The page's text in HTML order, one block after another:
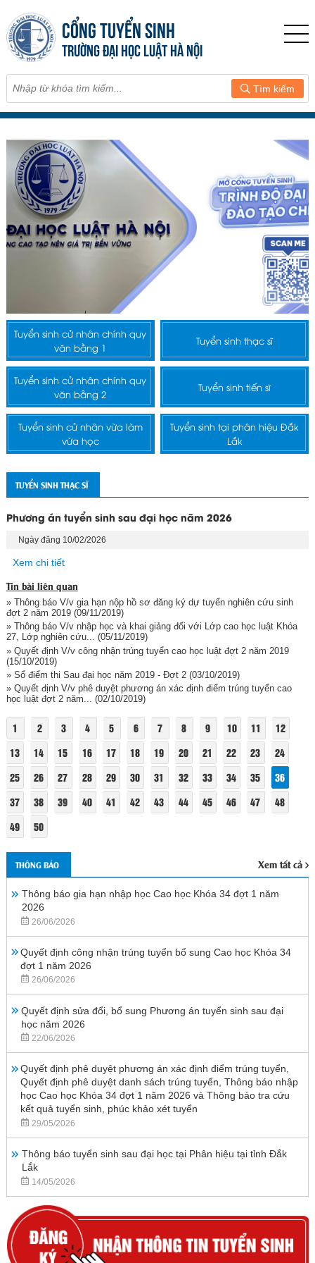
CỔNG TUYỂN SINH
TRƯỜNG ĐẠI HỌC LUẬT HÀ NỘI
Tìm kiếm
Tuyển sinh cử nhân chính quy
văn bằng 1
Tuyển sinh thạc sĩ
Tuyển sinh cử nhân chính quy
văn bằng 2
Tuyển sinh tiến sĩ
Tuyển sinh cử nhân vừa làm
vừa học
Tuyển sinh tại phân hiệu Đắk
Lắk
TUYỂN SINH THẠC SĨ
Phương án tuyển sinh sau đại học năm 2026
Ngày đăng 10/02/2026
Xem chi tiết
Tin bài liên quan
» Thông báo V/v gia hạn nộp hồ sơ đăng ký dự tuyển nghiên cứu sinh
đợt 2 năm 2019(09/11/2019)
» Thông báo V/v nhập học và khai giảng đối với Lớp cao học luật Khóa
27, Lớp nghiên cứu... (05/11/2019)
» Quyết định V/v công nhận trúng tuyển cao học luật đợt 2 năm 2019
(15/10/2019)
» Sổ điểm thi Sau đại học năm 2019 - Đợt 2(03/10/2019)
» Quyết định V/v phê duyệt phương án xác định điểm trúng tuyển cao
học luật đợt 2 năm... (02/10/2019)
1 2 3 4 5 6 7 8 9 10 11
12
13
14 15 16 17 18 19 20 21 22 23
24
25
26 27 28 29 30 31 32 33 34 35
36
37
38 39 40 41 42 43 44 45 46 47
48
49
50
THÔNG BÁO Xem tất cả
Thông báo gia hạn nhập học Cao học Khóa 34 đợt 1 năm
2026
26/06/2026
Quyết định công nhận trúng tuyển bổ sung Cao học Khóa 34
đợt 1 năm 2026
26/06/2026
Quyết định sửa đổi, bổ sung Phương án tuyển sinh sau đại
học năm 2026
22/06/2026
Quyết định phê duyệt phương án xác định điểm trúng tuyển,
Quyết định phê duyệt danh sách trúng tuyển, Thông báo nhập
học Cao học Khóa 34 đợt 1 năm 2026 và Thông báo tra cứu
kết quả tuyển sinh, phúc khảo xét tuyển
29/05/2026
Thông báo tuyển sinh sau đại học tại Phân hiệu tại tỉnh Đắk
Lắk
14/05/2026